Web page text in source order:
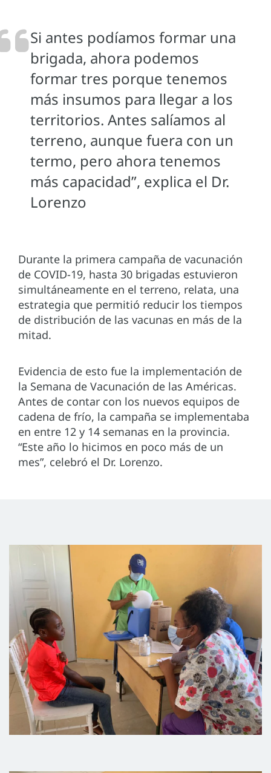
Si antes podíamos formar una
brigada, ahora podemos
formar tres porque tenemos
más insumos para llegar a los
territorios. Antes salíamos al
terreno, aunque fuera con un
termo, pero ahora tenemos
más capacidad”, explica el Dr.
Lorenzo
Durante la primera campaña de vacunación
de COVID-19, hasta 30 brigadas estuvieron
simultáneamente en el terreno, relata, una
estrategia que permitió reducir los tiempos
de distribución de las vacunas en más de la
mitad.
Evidencia de esto fue la implementación de
la Semana de Vacunación de las Américas.
Antes de contar con los nuevos equipos de
cadena de frío, la campaña se implementaba
en entre 12 y 14 semanas en la provincia.
“Este año lo hicimos en poco más de un
mes”, celebró el Dr. Lorenzo.